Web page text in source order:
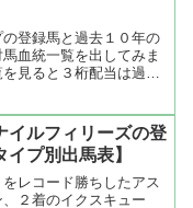
登録馬と過去１０年の
血統一覧を出してみま
見ると３桁配当は過去
ースだと思う。勝ち馬
４歳馬と５...
イルフィリーズの登
プ別出馬表】
レコード勝ちしたアス
、２着のイクスキュー